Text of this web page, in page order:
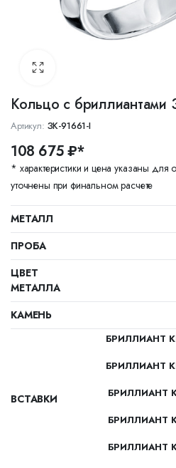
Кольцо с
Артикул: ЗК-91661-I
108 675 ₽*
* характеристики и цена указаны для
уточнены при финальном расчете
МЕТАЛЛ
ПРОБА
ЦВЕТ
МЕТАЛЛА
КАМЕНЬ
ВСТАВКИ
БРИЛЛИАНТ
БРИЛЛИАНТ
БРИЛЛИАНТ
БРИЛЛИАНТ
БРИЛЛИАНТ